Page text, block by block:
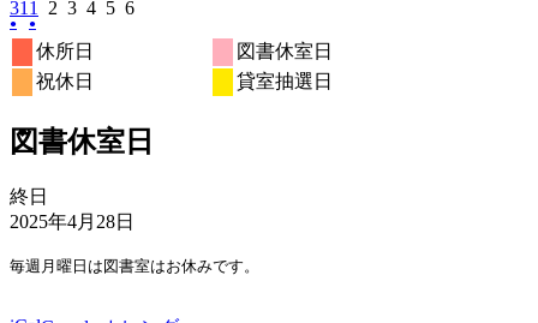
ト)
ベ
ン
ベ
ン
ト)
ベ
ト)
17
日
の
イ
ン
18 19 20 21 22
8
月
24
日
(1
件
の
イ
ン
8
25
日
8
26
日
8
27
日
(1
の
イ
ベ
8 8
31 2026
年
8
月
31
日
●
(1
件
イ
ン
ト)
1
2026
9
月
1
●
(1
件
の
イ
ン
ト)
2 2026
9
月
2
32026
9
月
3
42026
52026
62026
休所日
図書休室日
祝休日
貸室抽選日
図書休室日
図
書
室
終日
2025年4月28日
毎週月曜日は図書室はお休みです。